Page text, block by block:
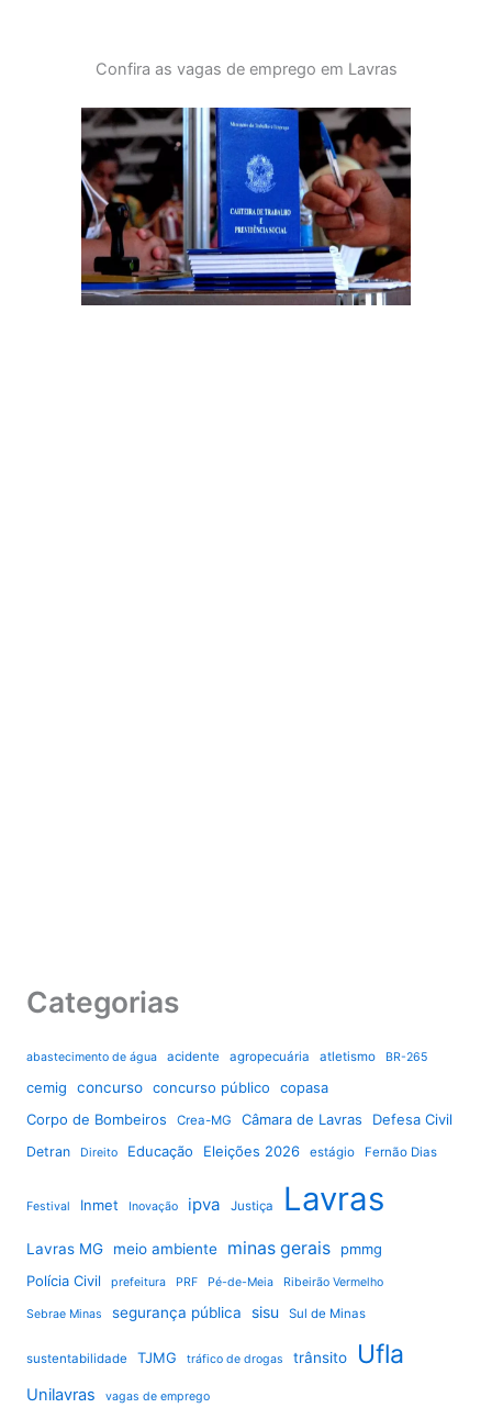
Confira as vagas de emprego em Lavras
Categorias
abastecimento de água acidente agropecuária atletismo BR-265
cemig concurso concurso público
copasa
Corpo de Bombeiros
Crea-MG Câmara de Lavras Defesa Civil
Detran Direito Educação Eleições 2026 estágio Fernão Dias
Festival Inmet Inovação ipva Justiça Lavras
Lavras MG meio ambiente minas gerais
pmmg
Polícia Civil
prefeitura PRF Pé-de-Meia Ribeirão Vermelho
Sebrae Minas segurança pública sisu Sul de Minas
sustentabilidade TJMG tráfico de drogas trânsito Ufla
Unilavras vagas de emprego